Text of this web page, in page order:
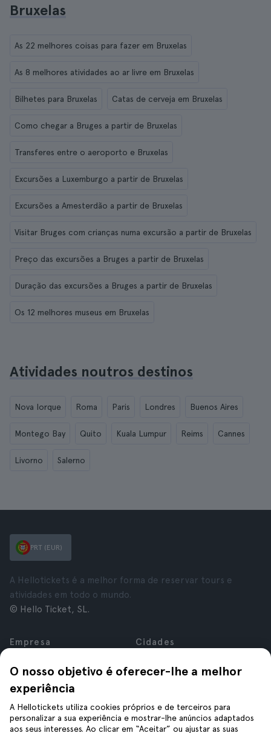
Bruxelas
As 22 melhores coisas para fazer em Bruxelas
As 8 melhores atividades ao ar livre em Bruxelas
Bilhetes para Bruxelas Catas de cerveja em Bruxelas
Como chegar a Bruges a partir de Bruxelas
Transferes entre o aeroporto e Bruxelas
Excursões a Luxemburgo a partir de Bruxelas
Excursões a Amesterdão a partir de Bruxelas
Visitar Bruges com crianças numa excursão a partir de Bruxelas
Preço das excursões a Bruges a partir de Bruxelas
Duração das excursões a Bruges a partir de Bruxelas
Os 12 melhores museus em Bruxelas
Atividades noutros destinos
Nova Iorque Roma Paris Londres Buenos Aires
Montego Bay Quito Kuala Lumpur Reims Cannes
Livorno Salerno
O nosso objetivo é oferecer-lhe a melhor
experiência
A Hellotickets utiliza cookies próprios e de terceiros para
personalizar a sua experiência e mostrar-lhe anúncios adaptados
aos seus interesses. Ao clicar em “Aceitar” ou ajustar as suas
PRT (EUR)
A Hellotickets é a melhor forma de reservar tours e
atividades em todo o mundo.
© Hello Ticket, SL.
Empresa
Carreiras
Afiliados
Avaliações
Privacidade
Cidades
Roma
Londres
Granada